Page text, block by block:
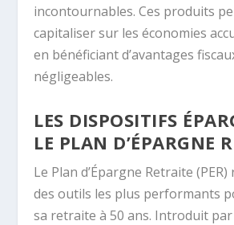
incontournables. Ces produits
capitaliser sur les économies
en bénéficiant d’avantages
négligeables.
LES DISPOSITIFS
LE PLAN D’ÉPARGNE
Le Plan d’Épargne Retraite
des outils les plus performants
sa retraite à 50 ans. Introduit par